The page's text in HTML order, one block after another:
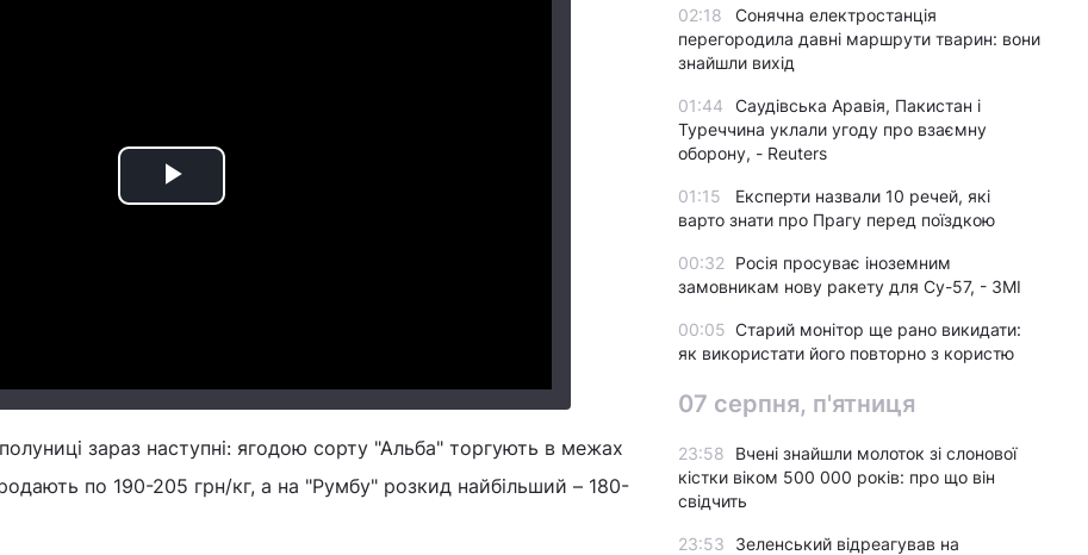
Play
зараз наступні: ягодою сорту "Альба" торгують в межах
по 190-205 грн/кг, а на "Румбу" розкид найбільший – 180-
02:18
Сонячна електростанція
перегородила давні маршрути тварин: вони
знайшли вихід
01:44
Саудівська Аравія, Пакистан і
Туреччина уклали угоду про взаємну
оборону, - Reuters
01:15
Експерти назвали 10 речей, які
варто знати про Прагу перед поїздкою
00:32
Росія просуває іноземним
замовникам нову ракету для Су-57, - ЗМІ
00:05 Старий монітор ще рано викидати:
як використати його повторно з користю
07 серпня, п'ятниця
23:58
Вчені знайшли молоток зі слонової
кістки віком 500 000 років: про що він
свідчить
23:53
Зеленський відреагував на